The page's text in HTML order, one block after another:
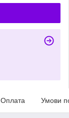
Оплата Умови